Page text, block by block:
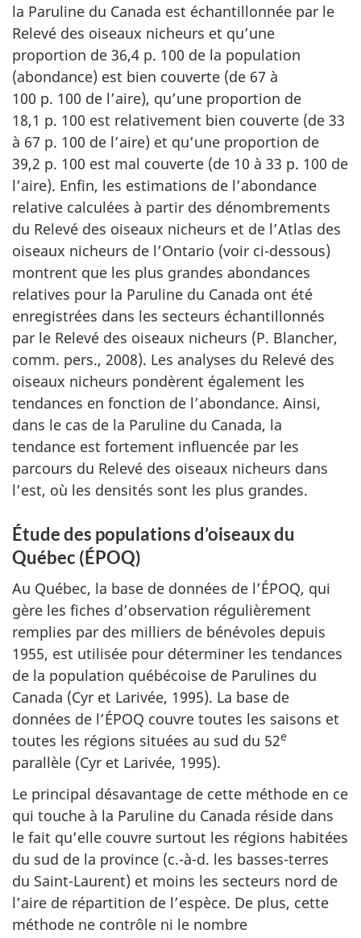
la Paruline du Canada est échantillonnée par le
Relevé des oiseaux nicheurs et qu’une
proportion de 36,4 p. 100 de la population
(abondance) est bien couverte (de 67 à
100 p. 100 de l’aire), qu’une proportion de
18,1 p. 100 est relativement bien couverte (de 33
à 67 p. 100 de l’aire) et qu’une proportion de
39,2 p. 100 est mal couverte (de 10 à 33 p. 100 de
l’aire). Enfin, les estimations de l’abondance
relative calculées à partir des dénombrements
du Relevé des oiseaux nicheurs et de l’Atlas des
oiseaux nicheurs de l’Ontario (voir ci-dessous)
montrent que les plus grandes abondances
relatives pour la Paruline du Canada ont été
enregistrées dans les secteurs échantillonnés
par le Relevé des oiseaux nicheurs (P. Blancher,
comm. pers., 2008). Les analyses du Relevé des
oiseaux nicheurs pondèrent également les
tendances en fonction de l’abondance. Ainsi,
dans le cas de la Paruline du Canada, la
tendance est fortement influencée par les
parcours du Relevé des oiseaux nicheurs dans
l’est, où les densités sont les plus grandes.
Étude des populations d’oiseaux du
Québec (ÉPOQ)
Au Québec, la base de données de l’ÉPOQ, qui
gère les fiches d’observation régulièrement
remplies par des milliers de bénévoles depuis
1955, est utilisée pour déterminer les tendances
de la population québécoise de Parulines du
Canada (Cyr et Larivée, 1995). La base de
données de l’ÉPOQ couvre toutes les saisons et
toutes les régions situées au sud du 52e
parallèle (Cyr et Larivée, 1995).
Le principal désavantage de cette méthode en ce
qui touche à la Paruline du Canada réside dans
le fait qu’elle couvre surtout les régions habitées
du sud de la province (c.-à-d. les basses-terres
du Saint-Laurent) et moins les secteurs nord de
l’aire de répartition de l’espèce. De plus, cette
méthode ne contrôle ni le nombre